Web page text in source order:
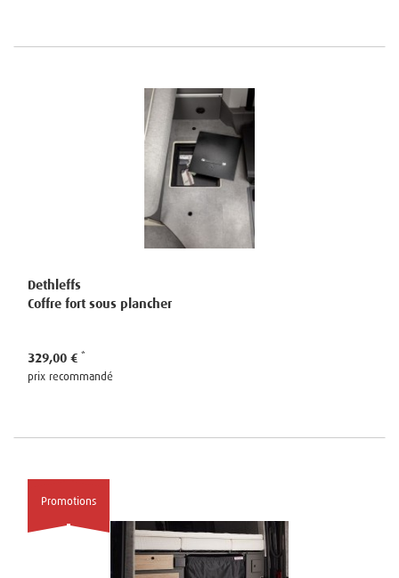
Dethleffs
Coffre fort sous plancher
329,00 €
prix recommandé
Promotions